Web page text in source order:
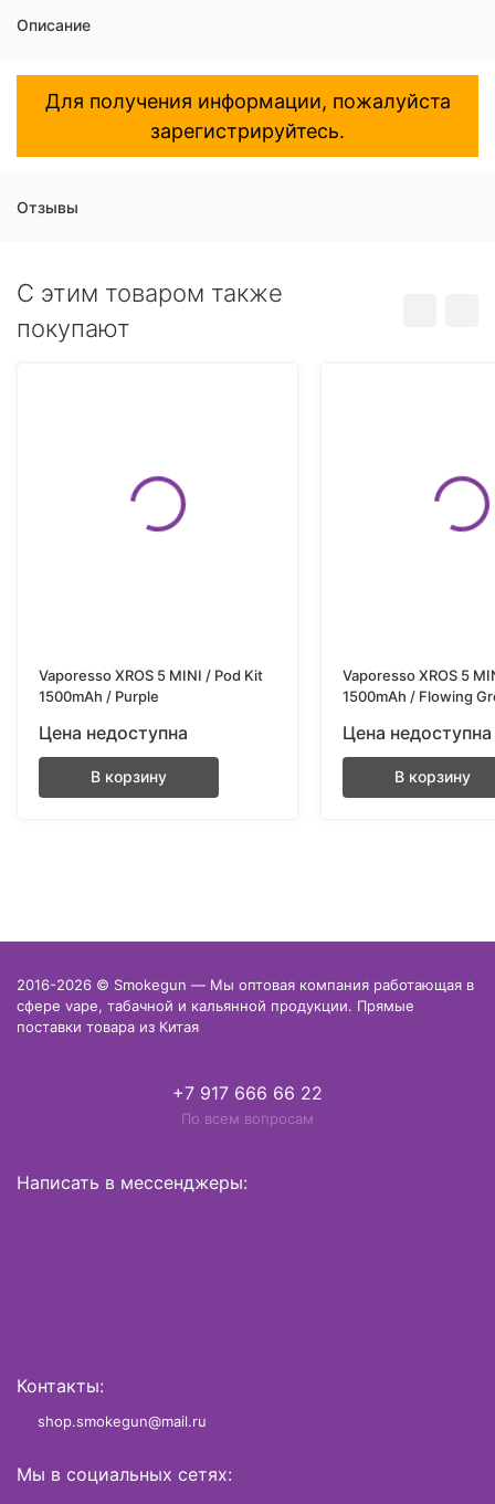
Описание
Для получения информации, пожалуйста
зарегистрируйтесь.
Отзывы
C этим товаром также
покупают
Vaporesso XROS 5 MINI / Pod Kit
1500mAh / Purple
Цена недоступна
В корзину
Vaporesso XROS 5
1500mAh / Flowing
Цена недоступна
В корзину
2016-2026 © Smokegun — Мы оптовая компания работающая в
сфере vape, табачной и кальянной продукции. Прямые
поставки товара из Китая
+7 917 666 66 22
По всем вопросам
Написать в мессенджеры:
Контакты:
shop.smokegun@mail.ru
Мы в социальных сетях: